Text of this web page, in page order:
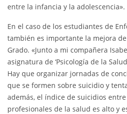
entre la infancia y la adolescencia».
En el caso de los estudiantes de
también es importante la mejora
Grado. «Junto a mi compañera
asignatura de ‘Psicología de la
Hay que organizar jornadas de
que se formen sobre suicidio y
además, el índice de suicidios
profesionales de la salud es alto y